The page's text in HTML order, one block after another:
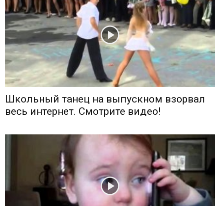
Школьный танец на выпускном взорвал
весь интернет. Смотрите видео!